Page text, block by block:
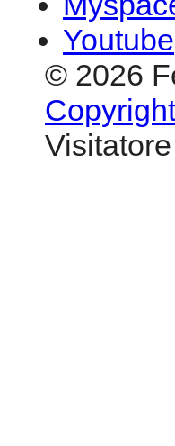
Youtube
© 2026
Copyright